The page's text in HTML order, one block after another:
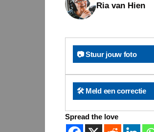
Ria van Hien
📷 Stuur jouw foto
🛠️ Meld een correctie
Spread the love